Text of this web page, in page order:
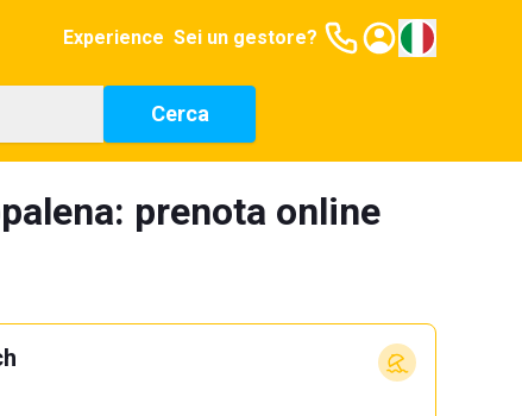
Experience Sei un gestore?
Cerca
prenota online